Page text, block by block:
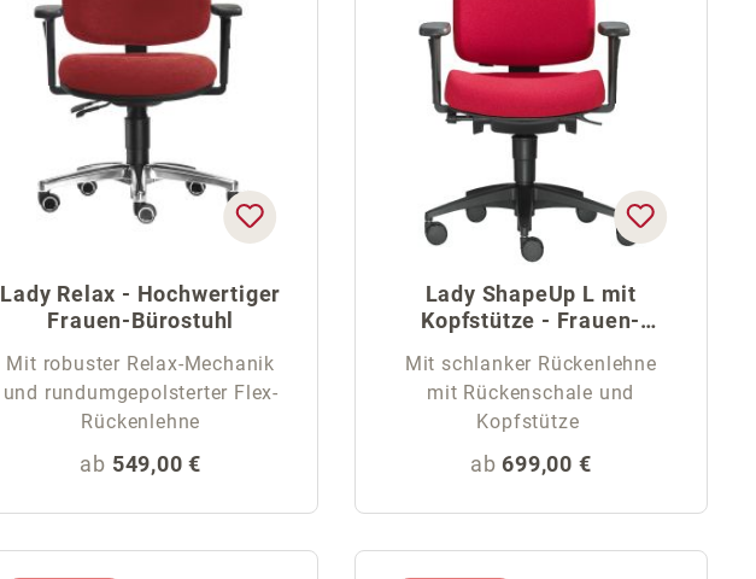
Lady Relax - Hochwertiger
Frauen-Bürostuhl
Mit robuster Relax-Mechanik
und rundumgepolsterter Flex-
Rückenlehne
Regulärer Preis:
ab 549,00 €
Lady ShapeUp L mit
Kopfstütze - Frauen-
Mit schlanker Rückenlehne
mit Rückenschale und
Kopfstütze
Regulärer Preis:
ab 699,00 €